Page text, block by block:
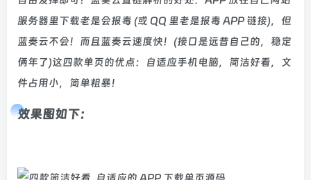
服务器里下载老是会报毒 (或 QQ 里老是报毒 APP 链接)，但
蓝奏云不会！而且蓝奏云速度快！(接口是远昔自己的，稳定
俩年了)这四款单页的优点：自适应手机电脑，简洁好看，文
件占用小，简单粗暴！
效果图如下：